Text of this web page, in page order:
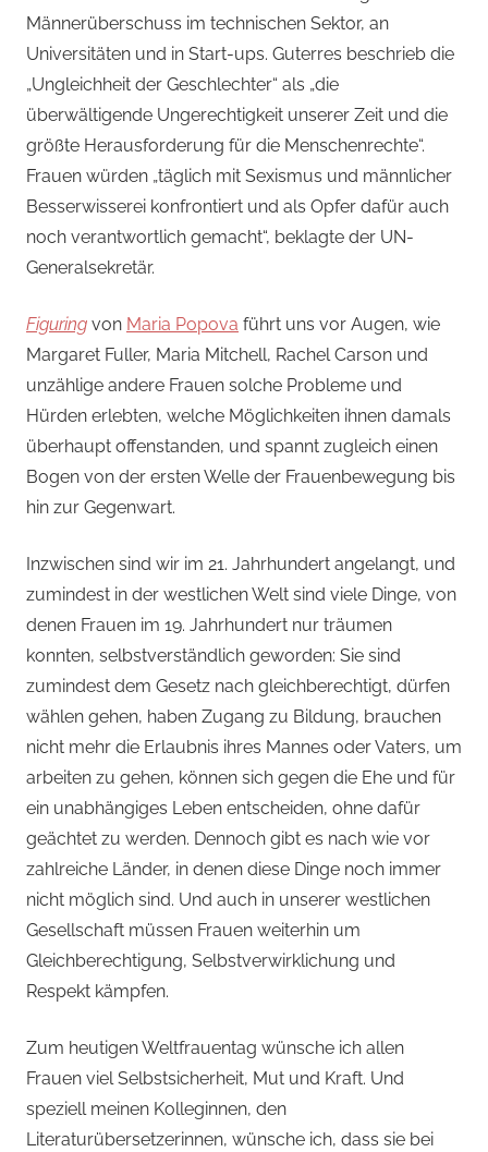
Männerüberschuss im technischen Sektor, an
Universitäten und in Start-ups. Guterres beschrieb die
„Ungleichheit der Geschlechter“ als „die
überwältigende Ungerechtigkeit unserer Zeit und die
größte Herausforderung für die Menschenrechte“.
Frauen würden „täglich mit Sexismus und männlicher
Besserwisserei konfrontiert und als Opfer dafür auch
noch verantwortlich gemacht“, beklagte der UN-
Generalsekretär.
Figuring von Maria Popova führt uns vor Augen, wie
Margaret Fuller, Maria Mitchell, Rachel Carson und
unzählige andere Frauen solche Probleme und
Hürden erlebten, welche Möglichkeiten ihnen damals
überhaupt offenstanden, und spannt zugleich einen
Bogen von der ersten Welle der Frauenbewegung bis
hin zur Gegenwart.
Inzwischen sind wir im 21. Jahrhundert angelangt, und
zumindest in der westlichen Welt sind viele Dinge, von
denen Frauen im 19. Jahrhundert nur träumen
konnten, selbstverständlich geworden: Sie sind
zumindest dem Gesetz nach gleichberechtigt, dürfen
wählen gehen, haben Zugang zu Bildung, brauchen
nicht mehr die Erlaubnis ihres Mannes oder Vaters, um
arbeiten zu gehen, können sich gegen die Ehe und für
ein unabhängiges Leben entscheiden, ohne dafür
geächtet zu werden. Dennoch gibt es nach wie vor
zahlreiche Länder, in denen diese Dinge noch immer
nicht möglich sind. Und auch in unserer westlichen
Gesellschaft müssen Frauen weiterhin um
Gleichberechtigung, Selbstverwirklichung und
Respekt kämpfen.
Zum heutigen Weltfrauentag wünsche ich allen
Frauen viel Selbstsicherheit, Mut und Kraft. Und
speziell meinen Kolleginnen, den
Literaturübersetzerinnen, wünsche ich, dass sie bei